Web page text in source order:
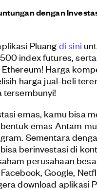
dengan
Pluang di sini
index futures,
Harga
harga jual-beli
tersembunyi!
emas, kamu bisa
emas Antam
Sementara
berinvestasi di
perusahaan
Google,
download aplikasi